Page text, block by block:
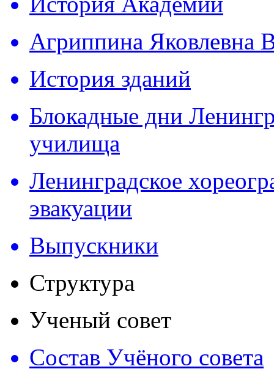
Агриппина Яковлевна
История зданий
Блокадные дни
училища
Ленинградское
эвакуации
Выпускники
Структура
Ученый совет
Состав Учёного совета